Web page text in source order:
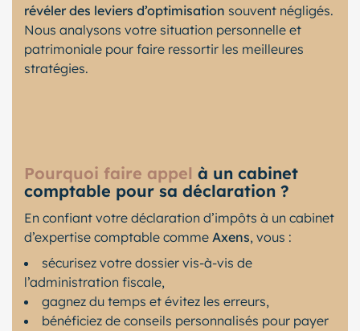
révéler des leviers d’optimisation souvent négligés.
Nous analysons votre situation personnelle et
patrimoniale pour faire ressortir les meilleures
stratégies.
Pourquoi faire appel à un cabinet
comptable pour sa déclaration ?
En confiant votre déclaration d’impôts à un cabinet
d’expertise comptable comme Axens, vous :
sécurisez votre dossier vis-à-vis de
l’administration fiscale,
gagnez du temps et évitez les erreurs,
bénéficiez de conseils personnalisés pour payer